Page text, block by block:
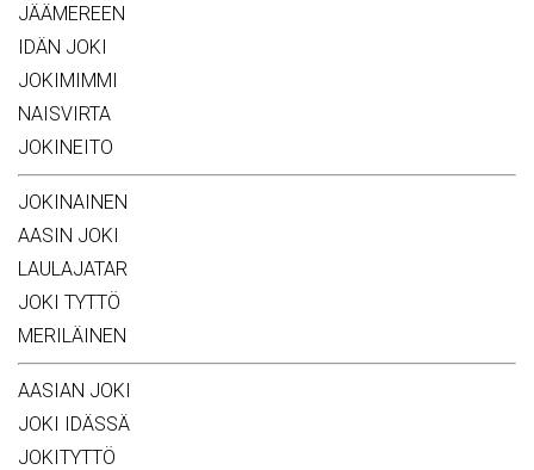
JÄÄMEREEN
IDÄN JOKI
JOKIMIMMI
NAISVIRTA
JOKINEITO
JOKINAINEN
AASIN JOKI
LAULAJATAR
JOKI TYTTÖ
MERILÄINEN
AASIAN JOKI
JOKI IDÄSSÄ
JOKITYTTÖ